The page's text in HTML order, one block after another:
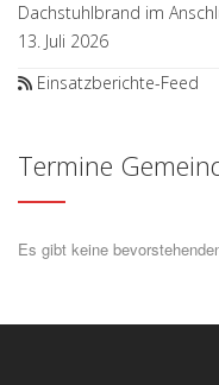
Dachstuhlbrand im
13. Juli 2026
Einsatzberichte-Feed
Termine
Es gibt keine